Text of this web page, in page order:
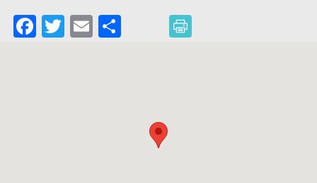
Facebook
Twitter
EmailPartager